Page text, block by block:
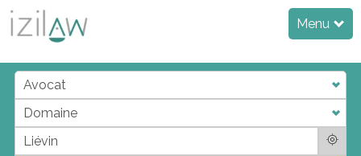
Menu
jdadi
fl